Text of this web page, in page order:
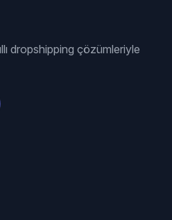
dropshipping çözümleriyle